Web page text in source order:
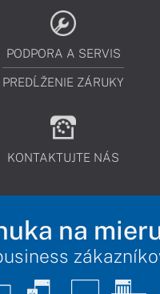
PODPORA A SERVIS
PREDĹŽENIE ZÁRUKY
KONTAKTUJTE NÁS
na